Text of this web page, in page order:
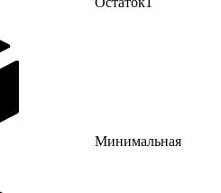
Минимальная